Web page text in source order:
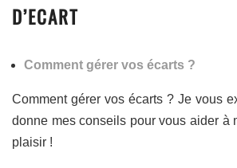
D’ECART
Comment gérer vos écarts ?
Comment gérer vos écarts ? Je vous
donne mes conseils pour vous aider à
plaisir !